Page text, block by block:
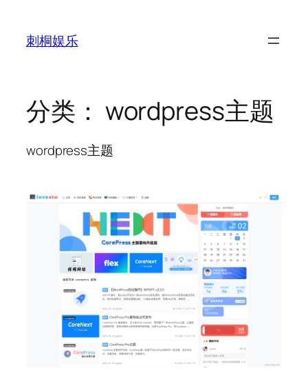
刺桐娱乐
分类： wordpress主题
wordpress主题